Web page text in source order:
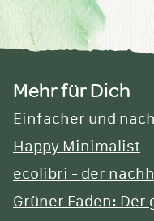
Mehr für Dich
Einfacher und
Happy Minimalist
ecolibri - der
Grüner Faden: